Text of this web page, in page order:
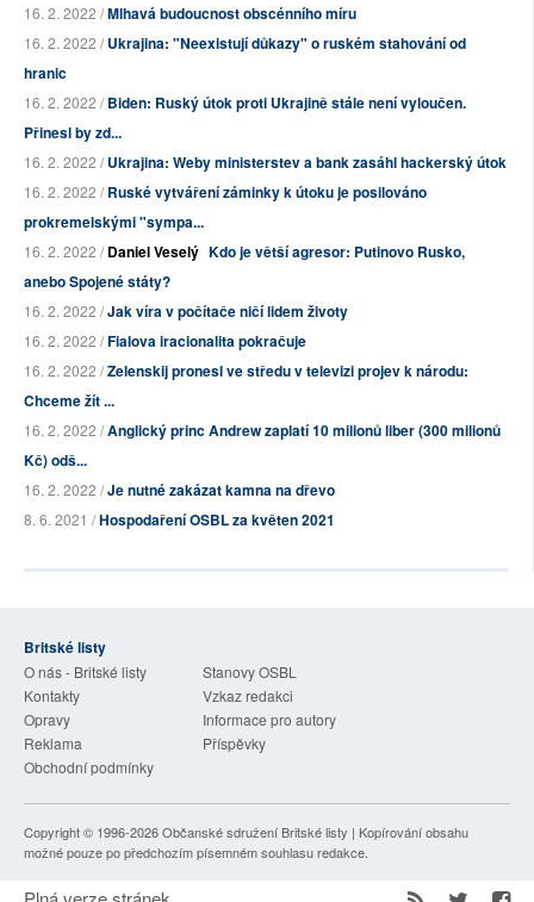
16. 2. 2022 /Mlhavá budoucnost obscénního míru
16. 2. 2022 /Ukrajina: "Neexistují důkazy" o ruském stahování od
hranic
16. 2. 2022 /Biden: Ruský útok proti Ukrajině stále není vyloučen.
Přinesl by zd...
16. 2. 2022 /Ukrajina: Weby ministerstev a bank zasáhl hackerský útok
16. 2. 2022 /Ruské vytváření záminky k útoku je posilováno
prokremelskými "sympa...
16. 2. 2022 /Daniel Veselý Kdo je větší agresor: Putinovo Rusko,
anebo Spojené státy?
16. 2. 2022 /Jak víra v počítače ničí lidem životy
16. 2. 2022 /Fialova iracionalita pokračuje
16. 2. 2022 /Zelenskij pronesl ve středu v televizi projev k národu:
Chceme žít ...
16. 2. 2022 /Anglický princ Andrew zaplatí 10 milionů liber (300 milionů
Kč) odš...
16. 2. 2022 /Je nutné zakázat kamna na dřevo
8. 6. 2021 /Hospodaření OSBL za květen 2021
Britské listy
O nás - Britské listy
Stanovy OSBL
Kontakty
Vzkaz redakci
Opravy
Informace pro autory
Reklama
Příspěvky
Obchodní podmínky
Copyright © 1996-2026Občanské sdružení Britské listy | Kopírování obsahu
možné pouze po předchozím písemném souhlasu redakce.